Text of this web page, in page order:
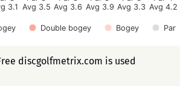
Double bogey Bogey Par
3.1 Avg 3.5 Avg 3.6 Avg 3.9 Avg 3.3 Avg 4.2
discgolfmetrix.com is used